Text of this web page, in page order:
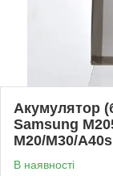
Акумулятор
Samsung
M20/M30/
В наявності